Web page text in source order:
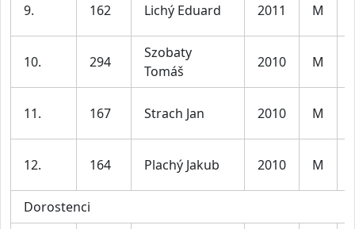
9. 162 Lichý Eduard 2011 M
10. 294
Szobaty
Tomáš
2010 M
11. 167 Strach Jan 2010 M
12. 164 Plachý Jakub 2010 M
Dorostenci